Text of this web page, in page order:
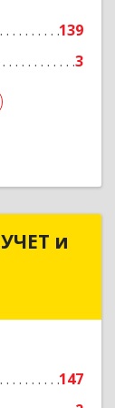
139
3
и
147
и
Подробнее